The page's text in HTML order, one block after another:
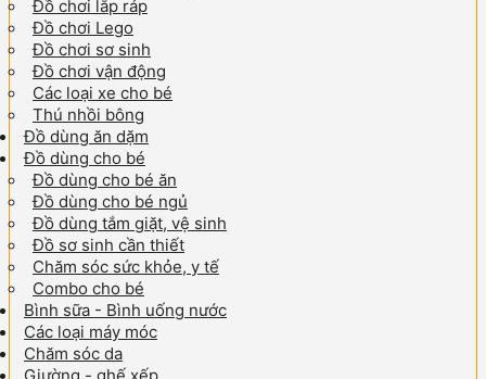
Đồ chơi lắp ráp
Đồ chơi Lego
Đồ chơi sơ sinh
Đồ chơi vận động
Các loại xe cho bé
Thú nhồi bông
Đồ dùng ăn dặm
Đồ dùng cho bé
Đồ dùng cho bé ăn
Đồ dùng cho bé ngủ
Đồ dùng tắm giặt, vệ sinh
Đồ sơ sinh cần thiết
Chăm sóc sức khỏe, y tế
Combo cho bé
Bình sữa - Bình uống nước
Các loại máy móc
Chăm sóc da